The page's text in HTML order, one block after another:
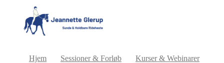
Hjem Sessioner & Forløb Kurser & Webinarer